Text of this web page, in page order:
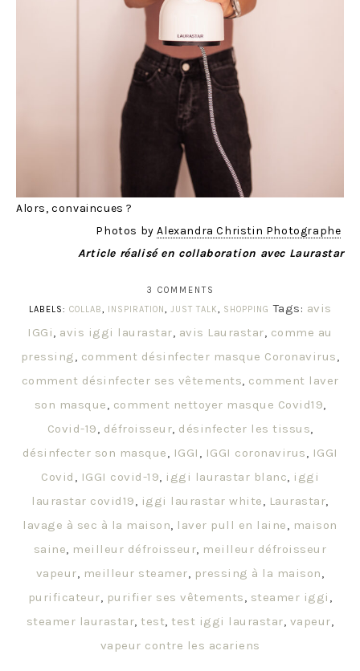
Alors, convaincues ?
Photos byAlexandra Christin Photographe
Article réalisé en collaboration avec Laurastar
3 COMMENTS
LABELS: COLLAB, INSPIRATION, JUST TALK, SHOPPING Tags: avis
IGGi, avis iggi laurastar, avis Laurastar, comme au
pressing, comment désinfecter masque Coronavirus,
comment désinfecter ses vêtements, comment laver
son masque, comment nettoyer masque Covid19,
Covid-19, défroisseur, désinfecter les tissus,
désinfecter son masque, IGGI , IGGI coronavirus, IGGI
Covid , IGGI covid-19, iggi laurastar blanc, iggi
laurastar covid19, iggi laurastar white, Laurastar,
lavage à sec à la maison, laver pull en laine, maison
saine, meilleur défroisseur, meilleur défroisseur
vapeur, meilleur steamer, pressing à la maison,
purificateur, purifier ses vêtements, steamer iggi ,
steamer laurastar,test,test iggi laurastar, vapeur,
vapeur contre les acariens